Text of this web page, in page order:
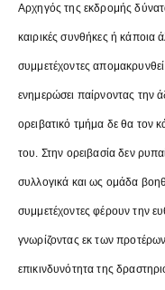
Αρχηγός της εκδρομής
καιρικές συνθήκες ή κάποια
συμμετέχοντες
ενημερώσει παίρνοντας την
ορειβατικό τμήμα δε θα τον
του. Στην ορειβασία δεν
συλλογικά και ως ομάδα
συμμετέχοντες φέρουν την
γνωρίζοντας εκ των
επικινδυνότητα της